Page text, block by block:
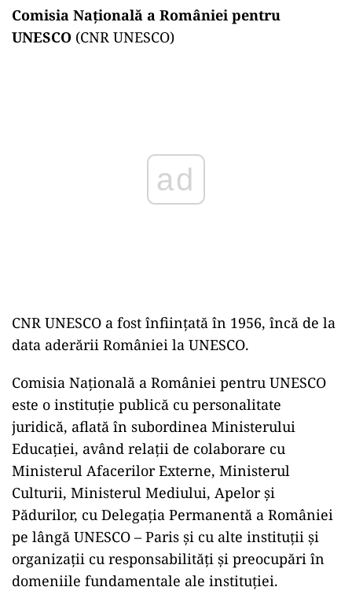
Comisia Națională a României pentru
UNESCO (CNR UNESCO)
CNR UNESCO a fost înființată în 1956, încă de la
data aderării României la UNESCO.
Comisia Națională a României pentru UNESCO
este o instituție publică cu personalitate
juridică, aflată în subordinea Ministerului
Educației, având relații de colaborare cu
Ministerul Afacerilor Externe, Ministerul
Culturii, Ministerul Mediului, Apelor și
Pădurilor, cu Delegaţia Permanentă a României
pe lângă UNESCO – Paris și cu alte instituții și
organizații cu responsabilități și preocupări în
domeniile fundamentale ale instituției.